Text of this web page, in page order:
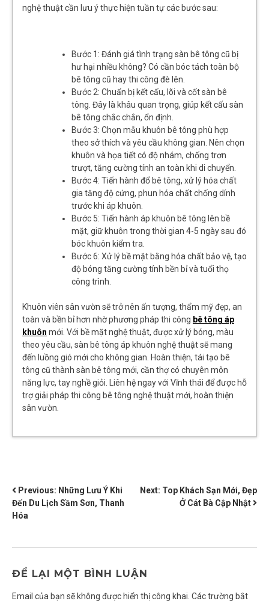
nghệ thuật cần lưu ý thực hiện tuần tự các bước sau:
Bước 1: Đánh giá tình trạng sàn bê tông cũ bị
hư hại nhiều không? Có cần bóc tách toàn bộ
bê tông cũ hay thi công đè lên.
Bước 2: Chuẩn bị kết cấu, lõi và cốt sàn bê
tông. Đây là khâu quan trọng, giúp kết cấu sàn
bê tông chắc chắn, ổn định.
Bước 3: Chọn mẫu khuôn bê tông phù hợp
theo sở thích và yêu cầu không gian. Nên chọn
khuôn và họa tiết có độ nhám, chống trơn
trượt, tăng cường tính an toàn khi di chuyển.
Bước 4: Tiến hành đổ bê tông, xử lý hóa chất
gia tăng độ cứng, phun hóa chất chống dính
trước khi áp khuôn.
Bước 5: Tiến hành áp khuôn bê tông lên bề
mặt, giữ khuôn trong thời gian 4-5 ngày sau đó
bóc khuôn kiểm tra.
Bước 6: Xử lý bề mặt bằng hóa chất bảo vệ, tạo
độ bóng tăng cường tính bền bỉ và tuổi thọ
công trình.
Khuôn viên sân vườn sẽ trở nên ấn tượng, thẩm mỹ đẹp, an
toàn và bền bỉ hơn nhờ phương pháp thi công bê tông áp
khuôn mới. Với bề mặt nghệ thuật, được xử lý bóng, màu
theo yêu cầu, sàn bê tông áp khuôn nghệ thuật sẽ mang
đến luồng gió mới cho không gian. Hoàn thiện, tái tạo bê
tông cũ thành sàn bê tông mới, cần thợ có chuyên môn
năng lực, tay nghề giỏi. Liên hệ ngay với Vĩnh thái để được hỗ
trợ giải pháp thi công bê tông nghệ thuật mới, hoàn thiện
sân vườn.
ĐIỀU
HƯỚNG
VIẾT
Previous: Những Lưu Ý Khi
Đến Du Lịch Sầm Sơn, Thanh
Hóa
Next: Top Khách Sạn Mới, Đẹp
Ở Cát Bà Cập Nhật
ĐỂ LẠI MỘT BÌNH LUẬN
Email của bạn sẽ không được hiển thị công khai. Các trường bắt